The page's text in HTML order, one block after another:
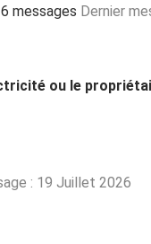
messages Dernier
ou le
: 19 Juillet 2026